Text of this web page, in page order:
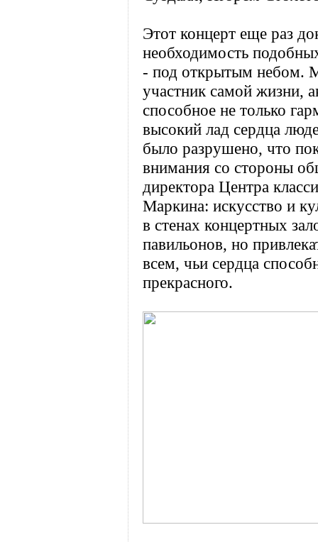
Этот концерт еще раз
необходимость
- под открытым небом.
участник самой жизни,
способное не только
высокий лад сердца
было разрушено, что
внимания со стороны
директора Центра
Маркина: искусство и
в стенах концертных
павильонов, но
всем, чьи сердца
прекрасного.